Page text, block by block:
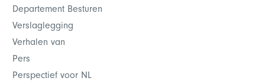
Departement Besturen
Verslaglegging
Verhalen van
Pers
Perspectief voor NL